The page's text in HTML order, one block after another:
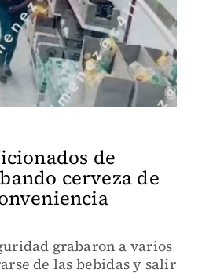
de
cerveza de
grabaron a varios
de las bebidas y salir